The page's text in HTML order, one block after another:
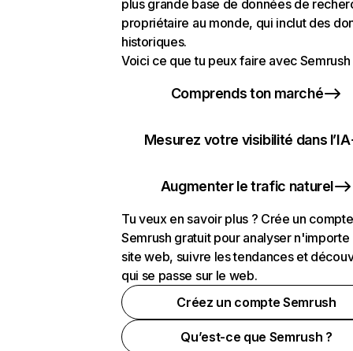
plus grande base de données de
propriétaire au monde, qui inclut des
historiques.
Voici ce que tu peux faire avec Semrush
Comprends ton marché
Mesurez votre visibilité dans l’IA
Augmenter le trafic naturel
Tu veux en savoir plus ? Crée un compte
Semrush gratuit pour analyser n'importe
site web, suivre les tendances et
qui se passe sur le web.
Créez un compte Semrush
Qu’est-ce que Semrush ?